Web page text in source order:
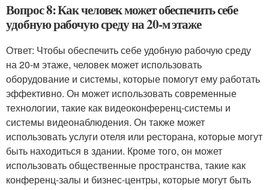
Вопрос 8: Как человек может обеспечить себе
удобную рабочую среду на 20-м этаже
Ответ: Чтобы обеспечить себе удобную рабочую среду
на 20-м этаже, человек может использовать
оборудование и системы, которые помогут ему работать
эффективно. Он может использовать современные
технологии, такие как видеоконференц-системы и
системы видеонаблюдения. Он также может
использовать услуги отеля или ресторана, которые могут
быть находиться в здании. Кроме того, он может
использовать общественные пространства, такие как
конференц-залы и бизнес-центры, которые могут быть